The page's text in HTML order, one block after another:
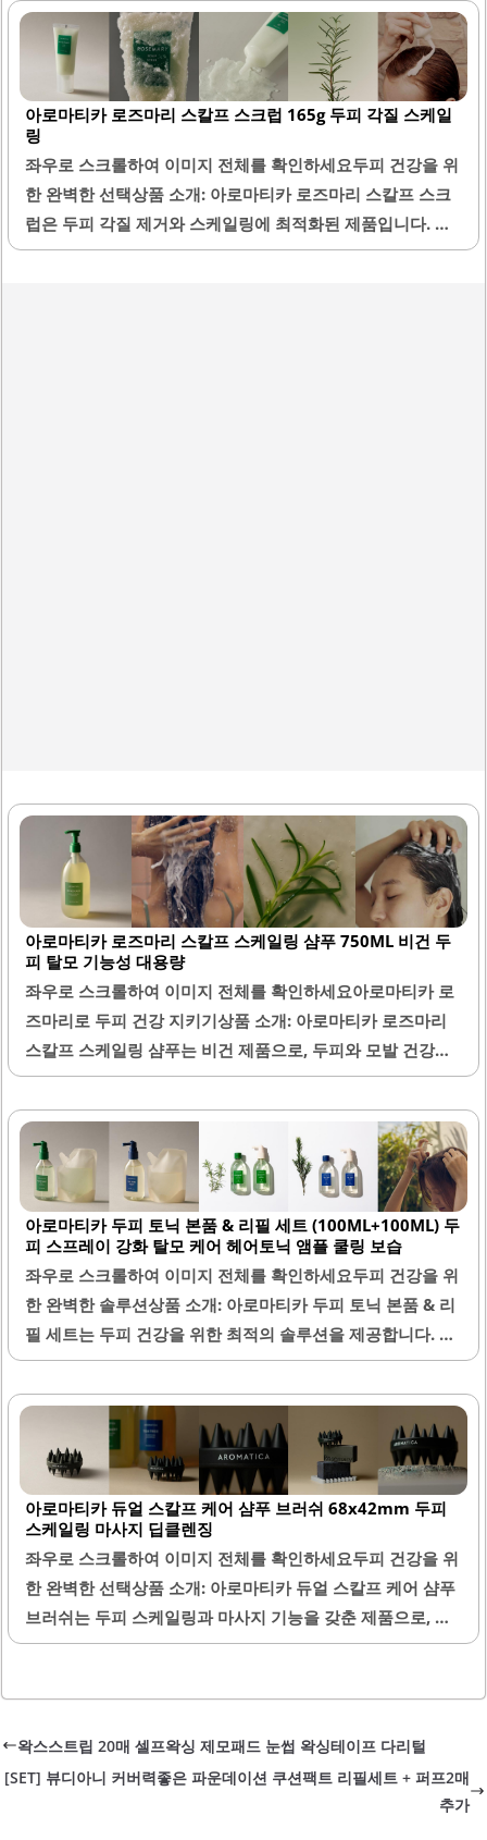
며, 데일리 사용에 적합합니다.분사력이 뛰어나 부분적으로
떡지는 느낌 없이 고르게 퍼져 사용이 편리합니다. 특히 지성
및 복합성 두피에 적합하여, 유분 조절에 도움을 줍니다. 이
제품은 두피의 열감을 낮추고 가려움증을 완화하는 데 효과
적입니다.사용 후 두피가 촉촉해지고, 모발의 볼륨감이 살아
나는 느낌을 경험할 수 있습니다. 아로마티카 제품은 가격 대
비 뛰어난 품질로 많은 소비자들에게 사랑받고 있습니다. 두
피 마사지와 함께 사용하면 더욱 효과적이며, 두피 건강을 유
아로마티카 로즈마리 스칼프 스크럽 165g 두피 각질 스케일
링
좌우로 스크롤하여 이미지 전체를 확인하세요두피 건강을 위
한 완벽한 선택상품 소개: 아로마티카 로즈마리 스칼프 스크
럽은 두피 각질 제거와 스케일링에 최적화된 제품입니다. 이
제품은 165g의 용량으로 제공되며, 지성 두피에 특히 효과적
아로마티카 로즈마리 스칼프 스케일링 샴푸 750ML 비건 두
피 탈모 기능성 대용량
좌우로 스크롤하여 이미지 전체를 확인하세요아로마티카 로
즈마리로 두피 건강 지키기상품 소개: 아로마티카 로즈마리
스칼프 스케일링 샴푸는 비건 제품으로, 두피와 모발 건강에
도움을 주는 기능성 샴푸입니다. 이 제품은 대용량 750밀리
리터로 제공되어, 오랜 기간 사용할 수 있는 경제적인 선택입
니다. 로즈마리 성분이 포함되어 있어 두피를 시원하게 해주
며, 각질 제거에 효과적입니다.또한, 이 샴푸는 거품이 풍성하
게 나와 세정력이 뛰어나며, 두피를 깨끗하게 유지하는 데 도
움을 줍니다. 사용 후에는 두피가 개운해지는 느낌을 경험할
수 있습니다. 아로마티카의 제품은 남녀노소 모두에게 적합
하여, 가족 모두가 함께 사용할 수 있습니다.이 샴푸는 탈모
예방에 도움을 줄 수 있는 성분을 포함하고 있어, 탈모로 고민
하는 분들에게도 추천됩니다. 향은 허브향으로, 사용 시 기분
아로마티카 두피 토닉 본품 & 리필 세트 (100ML+100ML) 두
피 스프레이 강화 탈모 케어 헤어토닉 앰플 쿨링 보습
좌우로 스크롤하여 이미지 전체를 확인하세요두피 건강을 위
한 완벽한 솔루션상품 소개: 아로마티카 두피 토닉 본품 & 리
필 세트는 두피 건강을 위한 최적의 솔루션을 제공합니다. 이
제품은 100ml 본품과 100ml 리필로 구성되어 있어 지속적
인 사용이 용이합니다. 사용 직후 느껴지는 쿨링감은 두피의
열감을 신속하게 완화시켜 주며, 특히 여름철이나 샴푸 직후
민감해진 두피에 적합합니다.가벼운 액상 질감으로 끈적임
없이 산뜻하게 마무리되며, 두피를 깔끔하게 정리하는 데 도
움을 줍니다. 자연 허브 계열의 은은한 향은 사용 시 부담 없
이 기분을 상쾌하게 만들어 줍니다. 매일 사용하는 데일리 두
피 케어 루틴을 통해 두피의 안정성을 높이고, 유분과 가려움
관리에 효과적입니다.탈모 개선 효과는 꾸준한 사용을 통해
기대할 수 있으며, 즉각적인 치료 효과보다는..
아로마티카 듀얼 스칼프 케어 샴푸 브러쉬 68x42mm 두피
스케일링 마사지 딥클렌징
좌우로 스크롤하여 이미지 전체를 확인하세요두피 건강을 위
한 완벽한 선택상품 소개: 아로마티카 듀얼 스칼프 케어 샴푸
브러쉬는 두피 스케일링과 마사지 기능을 갖춘 제품으로, 두
피의 청결과 건강을 동시에 관리할 수 있는 도구입니다. 이 제
아 그립감이 우수합니다. 실리콘 재질로 제작되어 부드러운
촉감을 제공하며, 양면 모두 사용 가능하여 다양한 마사지 효
딥클렌징이 가능하며, 두피의 노폐물 제거와 혈액순환을 촉
왁스스트립 20매 셀프왁싱 제모패드 눈썹 왁싱테이프 다리털
[SET] 뷰디아니 커버력좋은 파운데이션 쿠션팩트 리필세트 + 퍼프2매
추가